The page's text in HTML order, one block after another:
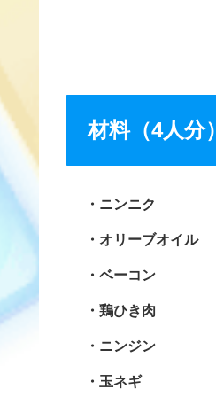
材料（4人分）
ニンニク
オリーブオイル
ベーコン
鶏ひき肉
ニンジン
玉ネギ